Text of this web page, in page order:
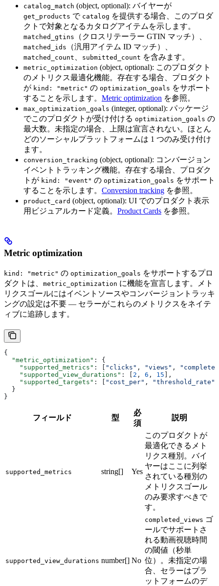
catalog_match (object, optional): バイヤーが
get_products で catalog を提供する場合、このプロダ
クトで対象となるカタログアイテムを示します。
matched_gtins （クロスリテーラー GTIN マッチ）、
matched_ids （汎用アイテム ID マッチ）、
matched_count submitted_count を含みます。
metric_optimization (object, optional): このプロダクト
のメトリクス最適化機能。存在する場合、プロダクト
が kind: "metric" の optimization_goals をサポート
することを示します。 Metric optimization を参照。
max_optimization_goals (integer, optional): パッケージ
でこのプロダクトが受け付ける optimization_goals の
最大数。未指定の場合、上限は宣言されない。ほとん
どのソーシャルプラットフォームは 1 つのみ受け付け
ます。
conversion_tracking (object, optional): コンバージョン
イベントトラッキング機能。存在する場合、プロダク
トが kind: "event" の optimization_goals をサポート
することを示します。 Conversion tracking を参照。
product_card (object, optional): UI でのプロダクト表示
用ビジュアルカード定義。 Product Cards を参照。
Metric optimization
kind: "metric" の optimization_goals をサポートするプロ
ダクトは、 metric_optimization に機能を宣言します。メト
リクスゴールにはイベントソースやコンバージョントラッキ
ングの設定は不要 — セラーがこれらのメトリクスをネイテ
ィブに追跡します。
{
  "metric_optimization"
: {
    "supported_metrics"
: [ "clicks" , "views" ,
    "supported_view_durations"
: [ 2 , 6 , 15 ],
    "supported_targets"
: [ "cost_per" , "threshold_rate"
  }
}
フィールド 型
必
須
説明
supported_metrics string[] Yes
このプロダクトが
最適化できるメト
リクス種別。バイ
ヤーはここに列挙
されている種別の
メトリクスゴール
のみ要求すべきで
す。
supported_view_durations number[] No
completed_views ゴ
ールでサポートさ
れる動画視聴時間
の閾値（秒単
位）。未指定の場
合、セラーはプラ
ットフォームのデ